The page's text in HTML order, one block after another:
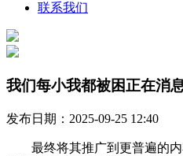
联系我们
我们每小我都被困正在消
发布日期：2025-09-25 12:40
最终将其推广到更普遍的内